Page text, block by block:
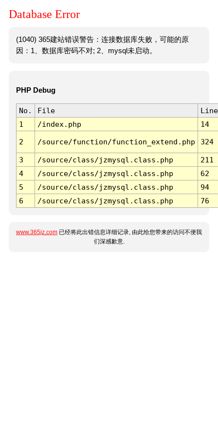
Database Error
(1040) 365建站错误警告：连接数据库失败，可能的原
因：1、数据库密码不对; 2、mysql未启动。
PHP Debug
No. File
Line
1
/index.php 14
2 /source/function/function_extend.php 324
3 /source/class/jzmysql.class.php
211
4
/source/class/jzmysql.class.php
62
5
/source/class/jzmysql.class.php
94
6
/source/class/jzmysql.class.php 76
www.365jz.com 已经将此出错信息详细记录, 由此给您带来的访问不便我
们深感歉意.